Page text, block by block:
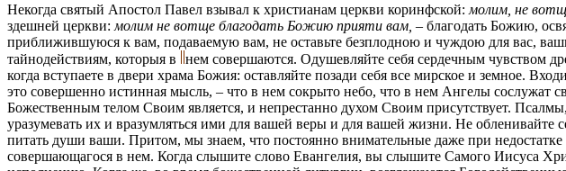
Некогда святый Апостол Павел взывал к христианам церкви коринфской: молим, не
здешней церкви: молим не вотще благодать Божию прияти вам, – благодать Божию,
приближившуюся к вам, подаваемую вам, не оставьте безплодною и чуждою для вас,
тайнодействиям, которыя в
нем совершаются. Одушевляйте себя сердечным чувством
когда вступаете в двери храма Божия: оставляйте позади себя все мирское и земное.
это совершенно истинная мысль, – что в нем сокрыто небо, что в нем Ангелы
Божественным телом Своим является, и непрестанно духом Своим присутствует.
уразумевать их и вразумляться ими для вашей веры и для вашей жизни. Не обленивайте
питать души ваши. Притом, мы знаем, что постоянно внимательные даже при
совершающагося в нем. Когда слышите слово Евангелия, вы слышите Самого Иисуса